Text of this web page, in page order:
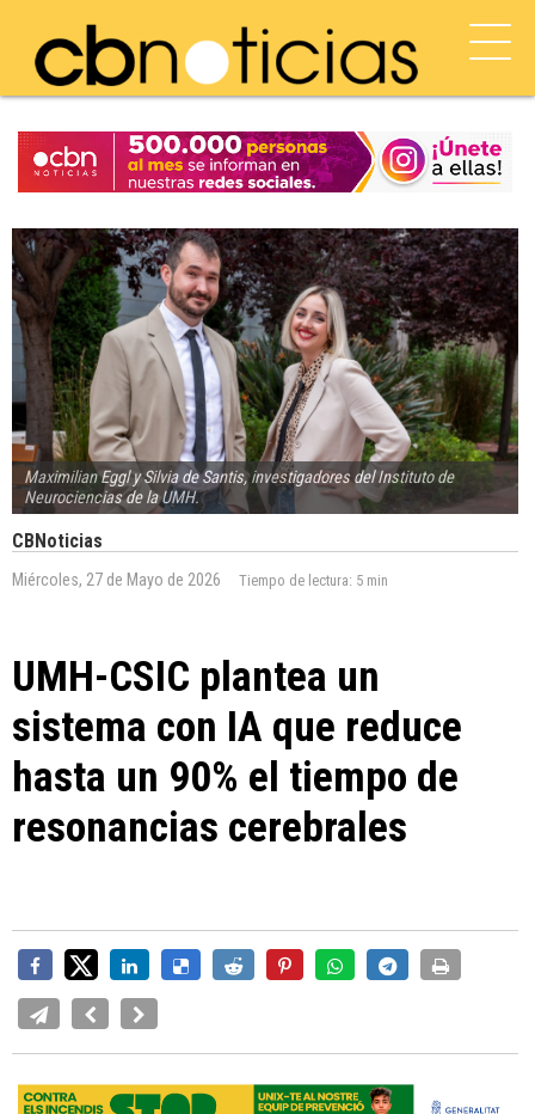
Maximilian Eggl y Silvia de Santis, investigadores del Instituto de
Neurociencias de la UMH.
CBNoticias
Miércoles, 27 de Mayo de 2026 Tiempo de lectura: 5 min
UMH-CSIC plantea un
sistema con IA que reduce
hasta un 90% el tiempo de
resonancias cerebrales